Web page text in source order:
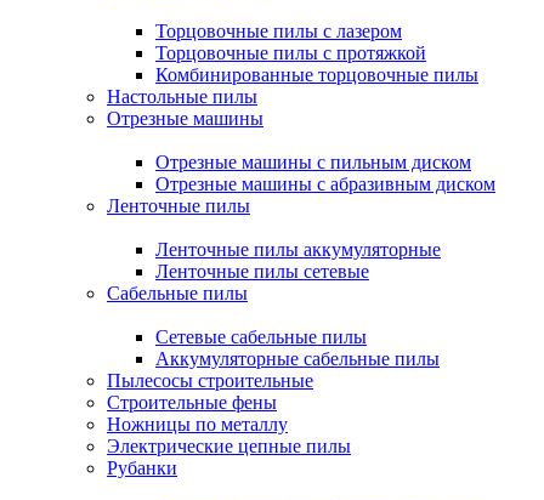
Торцовочные пилы с лазером
Торцовочные пилы с протяжкой
Комбинированные торцовочные пилы
Настольные пилы
Отрезные машины
Отрезные машины с пильным диском
Отрезные машины с абразивным диском
Ленточные пилы
Ленточные пилы аккумуляторные
Ленточные пилы сетевые
Сабельные пилы
Сетевые сабельные пилы
Аккумуляторные сабельные пилы
Пылесосы строительные
Строительные фены
Ножницы по металлу
Электрические цепные пилы
Рубанки